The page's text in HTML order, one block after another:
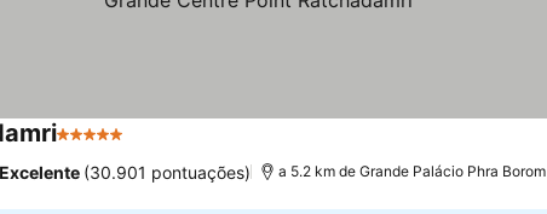
5 Estrelas
Excelente (30.901 pontuações) a 5.2 km de Grande Palácio Phra Borom